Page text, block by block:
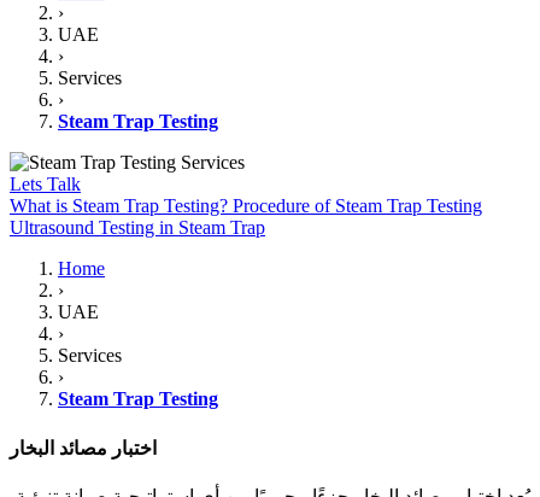
›
UAE
›
Services
›
Steam Trap Testing
Lets Talk
What is Steam Trap Testing? Procedure of Steam Trap Testing
Ultrasound Testing in Steam Trap
Home
›
UAE
›
Services
›
Steam Trap Testing
اختبار مصائد البخار